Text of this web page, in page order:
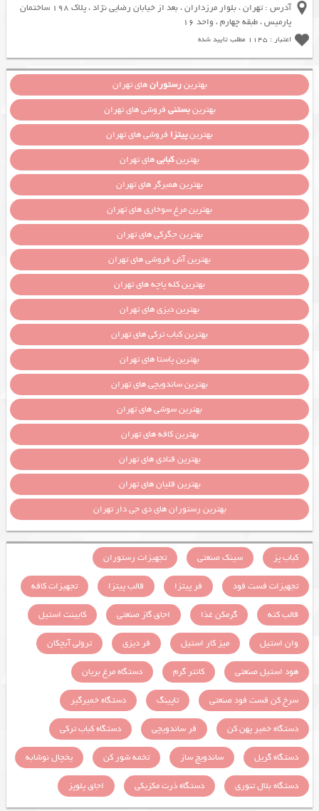
آدرس : تهران ، بلوار مرزداران ، بعد از خیابان رضایی نژاد ، پلاک 198 ساختمان
پارمیس ، طبقه چهارم ، واحد 16
اعتبار : 1145 مطلب تایید شده
بهترینرستورانهای تهران
بهترینبستنی فروشی های تهران
بهترینپیتزا فروشی های تهران
بهترینکبابیهای تهران
بهترین همبرگر های تهران
بهترین مرغ سوخاری های تهران
بهترین جگرکی های تهران
بهترین آش فروشی های تهران
بهترین کله پاچه های تهران
بهترین دیزی های تهران
بهترین کباب ترکی های تهران
بهترین پاستا های تهران
بهترین ساندویچی های تهران
بهترین سوشی های تهران
بهترین کافه های تهران
بهترین قنادی های تهران
بهترین قلیان های تهران
بهترین رستوران های دی جی دار تهران
کباب پز سینک صنعتی
تجهیزات رستوران
تجهیزات فست فود
فر پیتزا قالب پیتزا
تجهیزات کافه
قالب کته
گرمکن غذا اجاق گاز صنعتی
کابینت استیل
وان استیل
میز کار استیل فر دیزی
ترولی آبچکان
هود استیل صنعتی
کانتر گرم
دستگاه مرغ بریان
سرخ کن فست فود صنعتی
تاپینگ
دستگاه خمیرگیر
دستگاه خمیر پهن کن
فر ساندویچی
دستگاه کباب ترکی
دستگاه گریل
ساندویچ ساز تخمه شور کن
یخچال نوشابه
دستگاه بلال تنوری
دستگاه ذرت مکزیکی اجاق پلوپز